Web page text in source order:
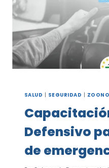
SALUD SEGURIDAD
Defensivo
de